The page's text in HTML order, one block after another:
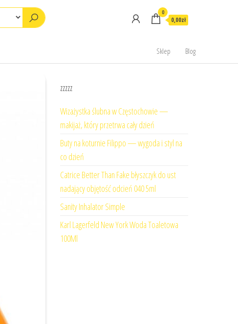
0
0,00zł
Sklep Blog
zzzzz
Wizażystka ślubna w Częstochowie —
makijaż, który przetrwa cały dzień
Buty na koturnie Filippo — wygoda i styl na
co dzień
Catrice Better Than Fake błyszczyk do ust
nadający objętość odcień 040 5ml
Sanity Inhalator Simple
Karl Lagerfeld New York Woda Toaletowa
100Ml